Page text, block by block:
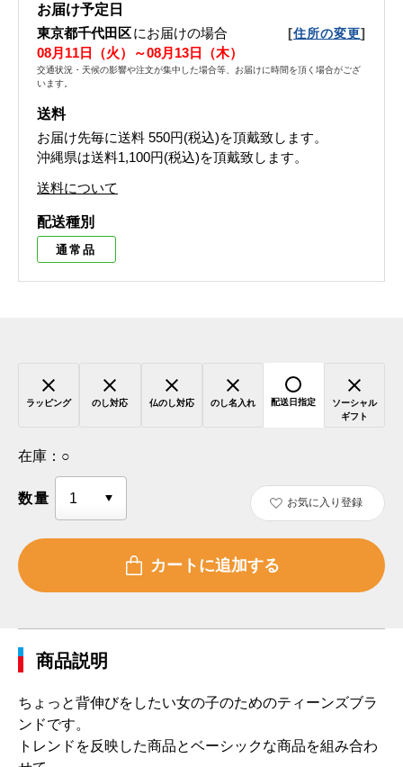
お届け予定日
東京都千代田区にお届けの場合 [住所の変更]
08月11日（火）～08月13日（木）
交通状況・天候の影響や注文が集中した場合等、お届けに時間を頂く場合がござ
います。
送料
お届け先毎に送料 550円(税込)を頂戴致します。
沖縄県は送料1,100円(税込)を頂戴致します。
送料について
配送種別
通常品
ラッピング のし対応 仏のし対応 のし名入れ 配送日指定
ソーシャル
ギフト
在庫： ○
数量 お気に入り登録
商品説明
ちょっと背伸びをしたい女の子のためのティーンズブラ
ンドです。
トレンドを反映した商品とベーシックな商品を組み合わ